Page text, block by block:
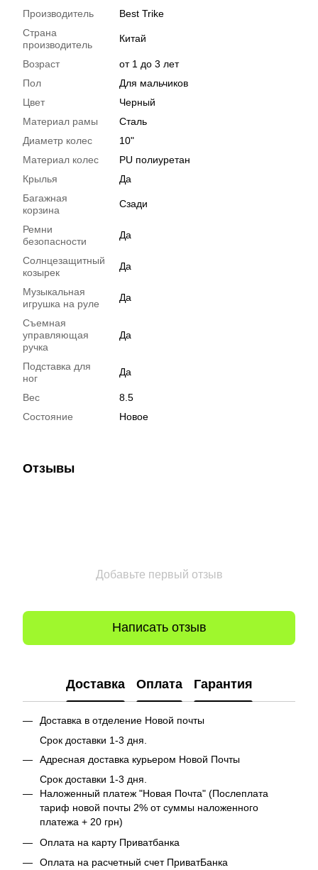
Производитель
Best Trike
Страна
производитель
Китай
Возраст
от 1 до 3 лет
Пол
Для мальчиков
Цвет
Черный
Материал рамы
Сталь
Диаметр колес
10"
Материал колес
PU полиуретан
Крылья
Да
Багажная
корзина
Сзади
Ремни
безопасности
Да
Солнцезащитный
козырек
Да
Музыкальная
игрушка на руле
Да
Съемная
управляющая
ручка
Да
Подставка для
ног
Да
Вес
8.5
Состояние
Новое
Отзывы
Добавьте первый отзыв
Написать отзыв
Доставка Оплата Гарантия
Доставка в отделение Новой почты
Срок доставки 1-3 дня.
Адресная доставка курьером Новой Почты
Срок доставки 1-3 дня.
Наложенный платеж "Новая Почта" (Послеплата
тариф новой почты 2% от суммы наложенного
платежа + 20 грн)
Оплата на карту Приватбанка
Оплата на расчетный счет ПриватБанка